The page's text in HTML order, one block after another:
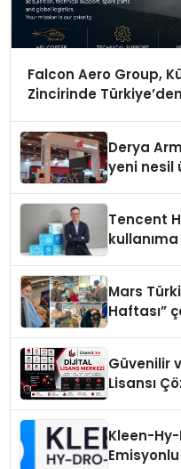
Falcon Aero Group,
Zincirinde
Derya
yeni nesil
Tencent
Mars
Haftası”
Güvenilir
Lisansı
Kleen-Hy-